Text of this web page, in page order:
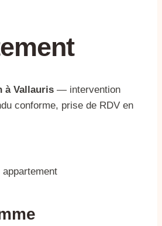
à Vallauris — intervention
conforme, prise de RDV en